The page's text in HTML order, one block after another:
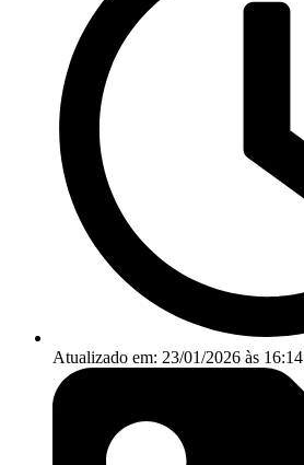
Atualizado em: 23/01/2026 às 16:14